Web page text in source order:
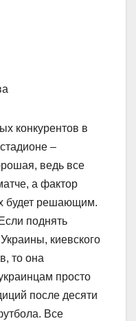
конкурентов в
–
ведь все
а фактор
будет решающим.
поднять
киевского
то она
просто
после десяти
Все